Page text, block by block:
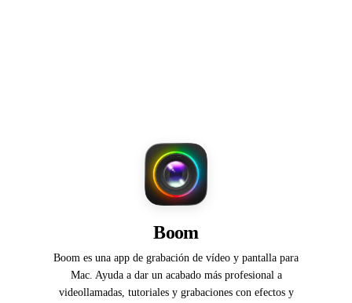
Boom
Boom es una app de grabación de vídeo y pantalla para
Mac. Ayuda a dar un acabado más profesional a
videollamadas, tutoriales y grabaciones con efectos y